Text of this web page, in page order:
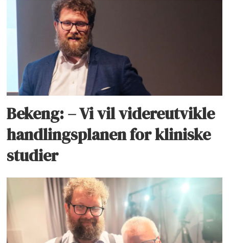
Bekeng: – Vi vil videreutvikle
handlingsplanen for kliniske
studier